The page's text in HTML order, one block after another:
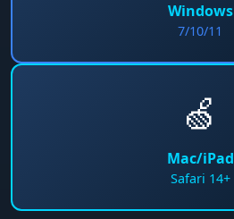
Windows
7/10/11
🍏
Mac/iPad
Safari 14+